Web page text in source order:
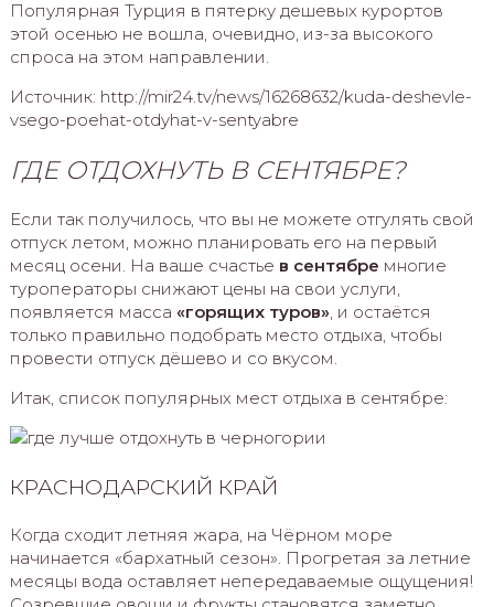
Популярная Турция в пятерку дешевых курортов
этой осенью не вошла, очевидно, из-за высокого
спроса на этом направлении.
Источник: http://mir24.tv/news/16268632/kuda-deshevle-
vsego-poehat-otdyhat-v-sentyabre
ГДЕ ОТДОХНУТЬ В СЕНТЯБРЕ?
Если так получилось, что вы не можете отгулять свой
отпуск летом, можно планировать его на первый
месяц осени. На ваше счастье в сентябре многие
туроператоры снижают цены на свои услуги,
появляется масса «горящих туров», и остаётся
только правильно подобрать место отдыха, чтобы
провести отпуск дёшево и со вкусом.
Итак, список популярных мест отдыха в сентябре:
КРАСНОДАРСКИЙ КРАЙ
Когда сходит летняя жара, на Чёрном море
начинается «бархатный сезон». Прогретая за летние
месяцы вода оставляет непередаваемые ощущения!